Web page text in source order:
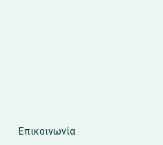
Επικοινωνία